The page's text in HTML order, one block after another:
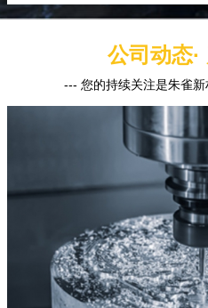
公司动态
--- 您的持续关注是朱雀